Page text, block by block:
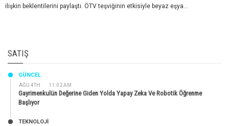
ilişkin beklentilerini paylaştı. ÖTV teşviğinin etkisiyle beyaz eşya...
SATIŞ
AĞU 4TH 11:02 AM
GÜNCEL
Gayrimenkulün Değerine Giden Yolda Yapay Zeka Ve Robotik Öğrenme
Başlıyor
TEKNOLOJİ